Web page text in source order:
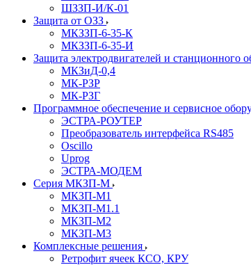
ШЗЗП-И/К-01
Защита от ОЗЗ
МКЗЗП-6-35-К
МКЗЗП-6-35-И
Защита элеĸтродвигателей и станционного
МКЗиД-0,4
МК-РЗР
МК-РЗГ
Программное обеспечение и сервисное
ЭСТРА-РОУТЕР
Преобразователь интерфейса RS485
Oscillo
Uprog
ЭСТРА-МОДЕМ
Серия МКЗП-М
МКЗП-М1
МКЗП-М1.1
МКЗП-М2
МКЗП-М3
Комплексные решения
Ретрофит ячеек КСО, КРУ